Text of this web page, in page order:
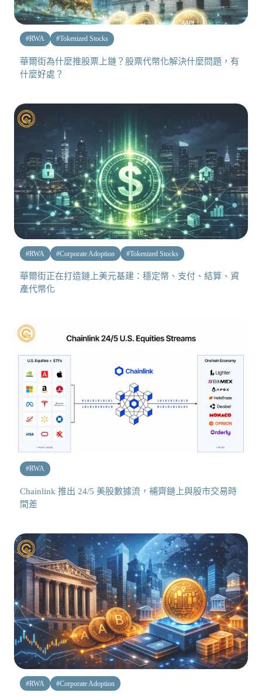
#RWA #Tokenized Stocks
華爾街為什麼推股票上鏈？股票代幣化解決什麼問題，有
什麼好處？
#RWA #Corporate Adoption #Tokenized Stocks
華爾街正在打造鏈上美元基建：穩定幣、支付、結算、資
產代幣化
#RWA
Chainlink 推出 24/5 美股數據流，補齊鏈上與股市交易時
間差
#RWA #Corporate Adoption